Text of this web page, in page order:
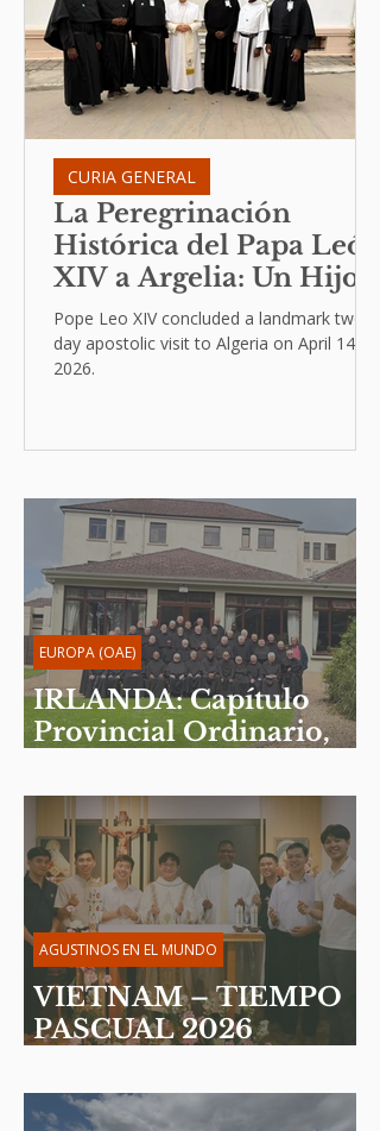
La Peregrinación
Histórica del Papa León
XIV a Argelia: Un Hijo
de Agustín Llama a la
Humildad y a la Paz
Pope Leo XIV concluded a landmark two-
day apostolic visit to Algeria on April 14,
2026.
CURIA GENERAL
IRLANDA: Capítulo
Provincial Ordinario,
EUROPA (OAE)
VIETNAM – TIEMPO
PASCUAL 2026
Davakan, OSA
AGUSTINOS EN EL MUNDO